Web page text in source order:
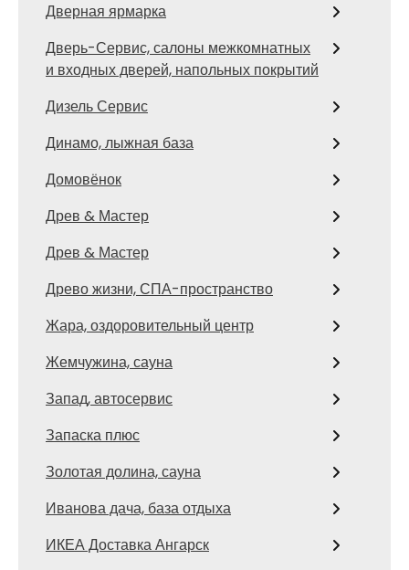
Дверная ярмарка
Дверь-Сервис, салоны межкомнатных
и входных дверей, напольных покрытий
Дизель Сервис
Динамо, лыжная база
Домовёнок
Древ & Мастер
Древ & Мастер
Древо жизни, СПА-пространство
Жара, оздоровительный центр
Жемчужина, сауна
Запад, автосервис
Запаска плюс
Золотая долина, сауна
Иванова дача, база отдыха
ИКЕА Доставка Ангарск